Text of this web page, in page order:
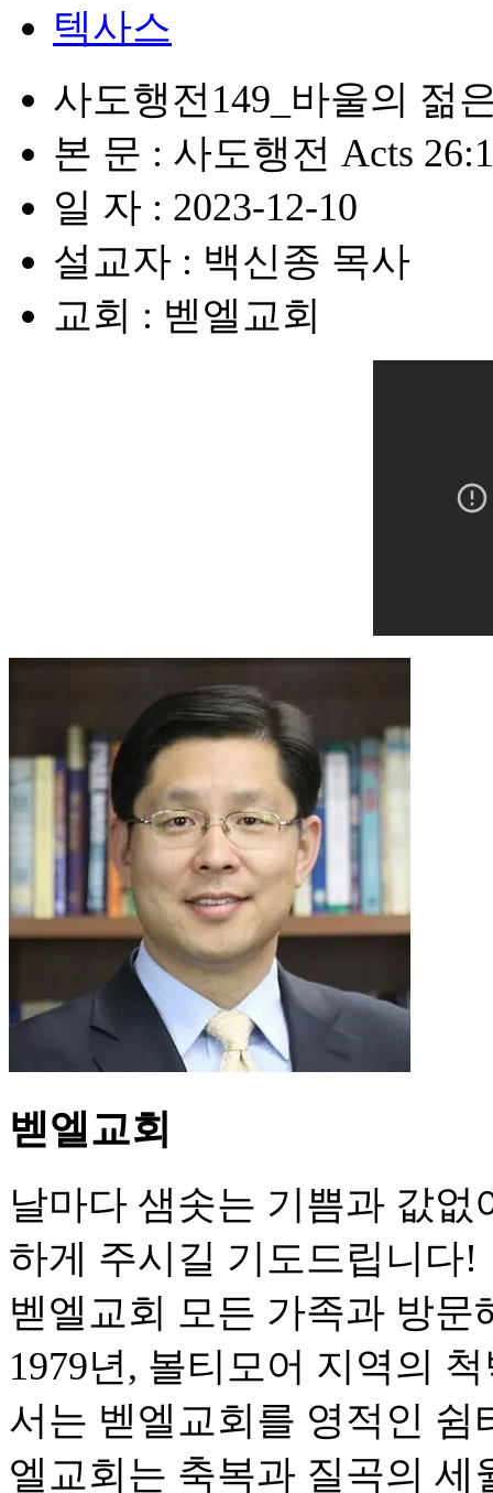
텍사스
사도행전149_바울의 젊
본 문 : 사도행전 Acts
일 자 : 2023-12-10
설교자 : 백신종 목사
교회 : 벧엘교회
벧엘교회
날마다 샘솟는 기쁨과 값
하게 주시길 기도드립니다!
벧엘교회 모든 가족과 방
1979년, 볼티모어 지역의
서는 벧엘교회를 영적인 쉼
엘교회는 축복과 질곡의